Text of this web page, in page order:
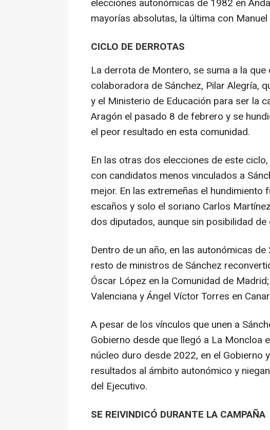
elecciones autonómicas de 1982 en
mayorías absolutas, la última con
CICLO DE DERROTAS
La derrota de Montero, se suma a la
colaboradora de Sánchez, Pilar Alegría,
y el Ministerio de Educación para ser la
Aragón el pasado 8 de febrero y se
el peor resultado en esta comunidad.
En las otras dos elecciones de este
con candidatos menos vinculados a
mejor. En las extremeñas el
escaños y solo el soriano Carlos
dos diputados, aunque sin posibilidad de
Dentro de un año, en las autonómicas
resto de ministros de Sánchez
Óscar López en la Comunidad de
Valenciana y Ángel Víctor Torres en
A pesar de los vínculos que unen a
Gobierno desde que llegó a La Moncloa
núcleo duro desde 2022, en el Gobierno
resultados al ámbito autonómico y
del Ejecutivo.
SE REIVINDICÓ DURANTE LA CAMPAÑA